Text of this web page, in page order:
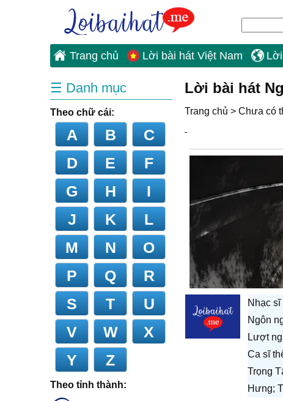
Trang chủ Lời bài hát Việt Nam
Lời bài hát
Trang chủ > Chưa có
Nhạc sĩ
Ngôn
Lượt
Ca sĩ
Trọng
Hưng;
☰ Danh mục
Theo chữ cái:
A B
C
D
E
F
G
H
I
J
K
L
M
N
O
P
Q
R
S
T
U
V
W
X
Y
Z
Theo tỉnh thành: